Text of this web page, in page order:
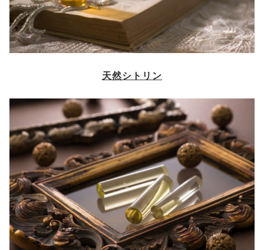
天然シトリン